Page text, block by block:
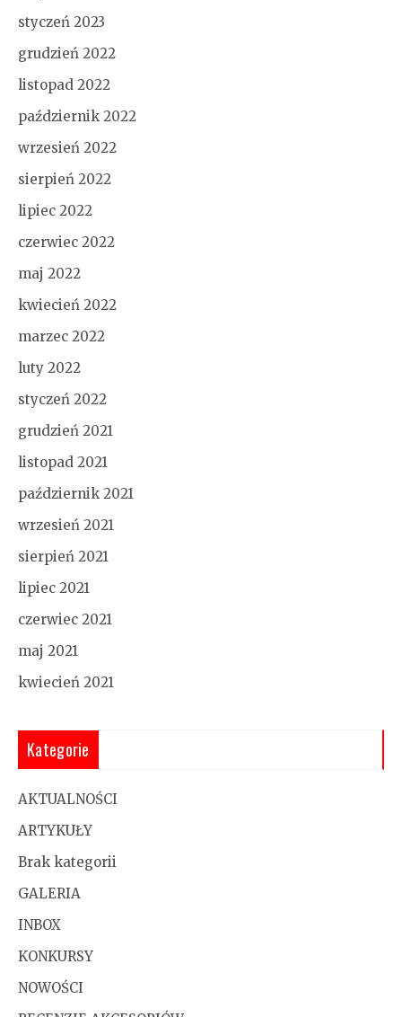
styczeń 2023
grudzień 2022
listopad 2022
październik 2022
wrzesień 2022
sierpień 2022
lipiec 2022
czerwiec 2022
maj 2022
kwiecień 2022
marzec 2022
luty 2022
styczeń 2022
grudzień 2021
listopad 2021
październik 2021
wrzesień 2021
sierpień 2021
lipiec 2021
czerwiec 2021
maj 2021
kwiecień 2021
Kategorie
AKTUALNOŚCI
ARTYKUŁY
Brak kategorii
GALERIA
INBOX
KONKURSY
NOWOŚCI